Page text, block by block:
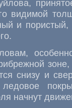
видимой
и пористый,
зоне,
снизу и
ледовое
начнут